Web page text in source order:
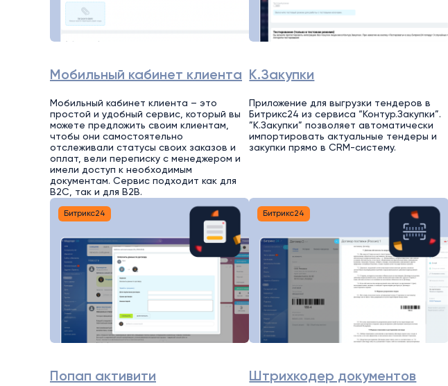
Мобильный кабинет клиента
Мобильный кабинет клиента – это
простой и удобный сервис, который вы
можете предложить своим клиентам,
чтобы они самостоятельно
отслеживали статусы своих заказов и
оплат, вели переписку с менеджером и
имели доступ к необходимым
документам. Сервис подходит как для
B2C, так и для B2B.
К.Закупки
Приложение для выгрузки тендеров в
Битрикс24 из сервиса “Контур.Закупки”.
”К.Закупки” позволяет автоматически
импортировать актуальные тендеры и
закупки прямо в CRM-систему.
Битрикс24
Попап активити
Битрикс24
Штрихкодер документов